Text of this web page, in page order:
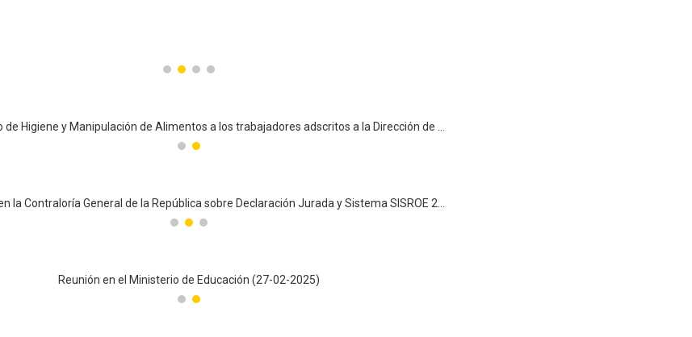
Inicio del curso de Higiene y Manipulación de Alimentos a los trabajadores adscritos a la Dirección de Servicios Área Comedor (02-04-2025)
Capacitación en la Contraloría General de la República sobre Declaración Jurada y Sistema SISROE (20-03-2025)
Reunión en el Ministerio de Educación (27-02-2025)